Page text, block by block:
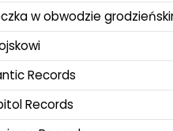
w obwodzie
Records
Records